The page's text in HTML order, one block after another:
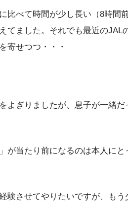
比べて時間が少し長い（8時間
てました。それでも最近のJAL
寄せつつ・・・
よぎりましたが、息子が一緒だ
が当たり前になるのは本人にと
験させてやりたいですが、も